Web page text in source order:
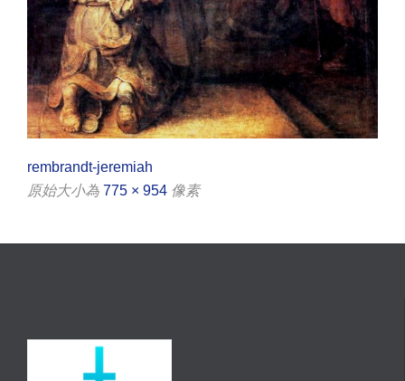
rembrandt-jeremiah
原始大小為 775 × 954 像素